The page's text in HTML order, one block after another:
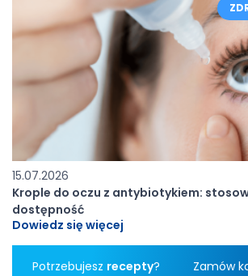
15.07.2026
Krople do oczu z antybiotykiem:
dostępność
Dowiedz się więcej
Potrzebujesz recepty? Zamów